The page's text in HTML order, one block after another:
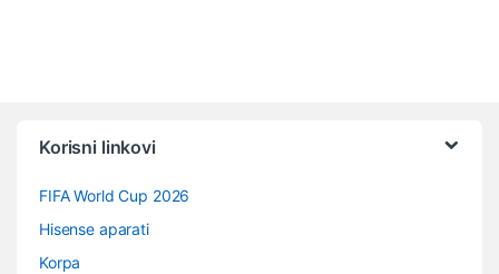
Korisni linkovi
FIFA World Cup 2026
Hisense aparati
Korpa